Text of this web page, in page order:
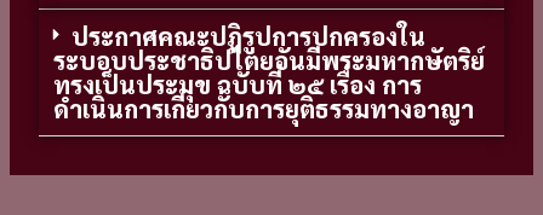
ประกาศคณะปฏิรูปการปกครองใน
ระบอบประชาธิปไตยอันมีพระมหากษัตริย์
ทรงเป็นประมุข ฉบับที่ ๒๕ เรื่อง การ
ดำเนินการเกี่ยวกับการยุติธรรมทางอาญา